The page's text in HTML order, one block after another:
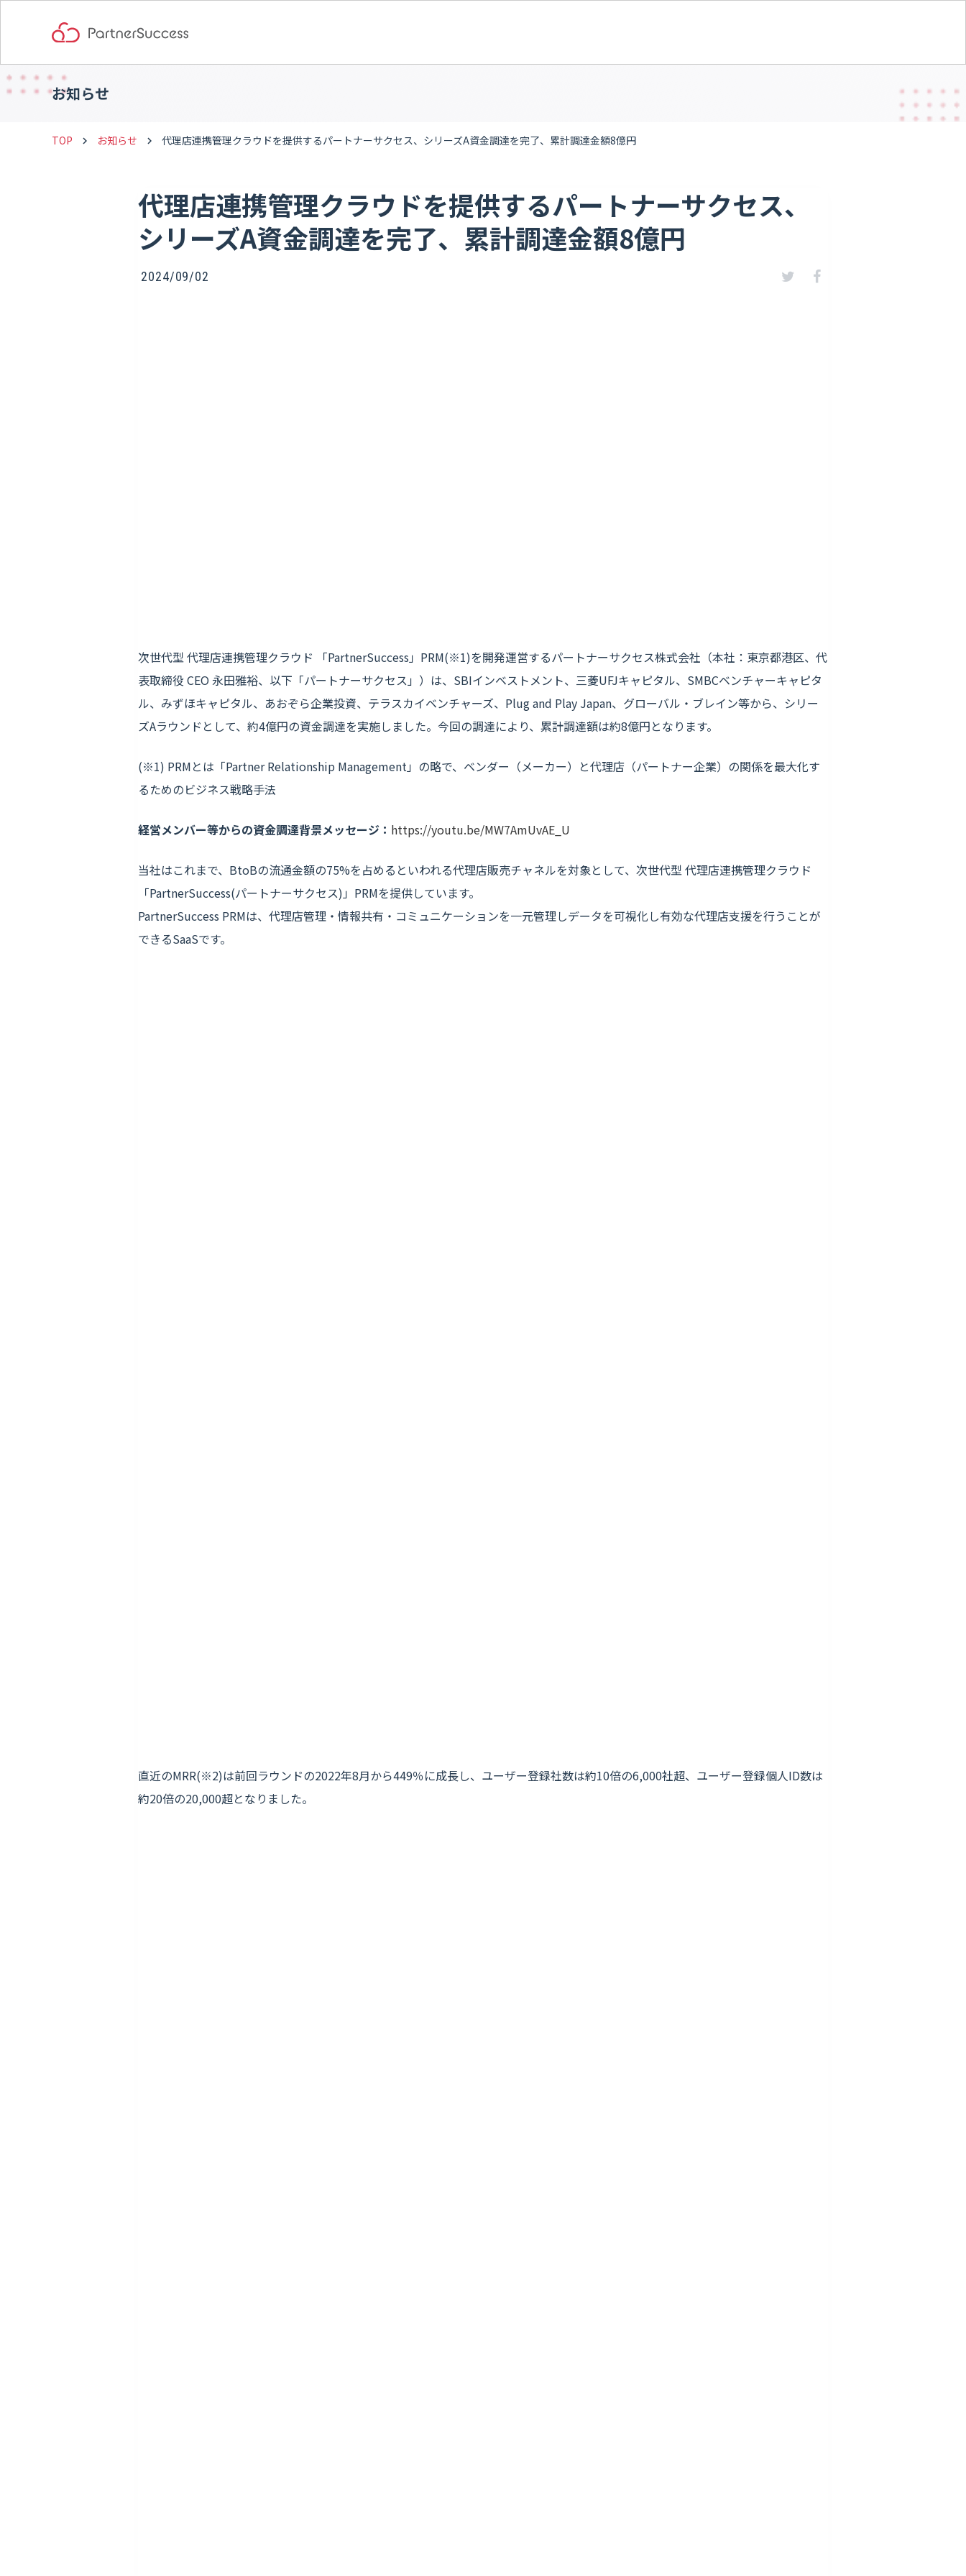
お知らせ
TOP keyboard_arrow_right お知らせ keyboard_arrow_right 代理店連携管理クラウドを提供するパートナーサクセス、シリーズA資金調達を完了、累計調達金額8億円
代理店連携管理クラウドを提供するパートナーサクセス、
シリーズA資金調達を完了、累計調達金額8億円
2024/09/02
次世代型 代理店連携管理クラウド 「PartnerSuccess」PRM(※1)を開発運営するパートナーサクセス株式会社（本社：東京都港区、代
表取締役 CEO 永田雅裕、以下「パートナーサクセス」）は、SBIインベストメント、三菱UFJキャピタル、SMBCベンチャーキャピタ
ル、みずほキャピタル、あおぞら企業投資、テラスカイベンチャーズ、Plug and Play Japan、グローバル・ブレイン等から、シリー
ズAラウンドとして、約4億円の資金調達を実施しました。今回の調達により、累計調達額は約8億円となります。
(※1) PRMとは「Partner Relationship Management」の略で、ベンダー（メーカー）と代理店（パートナー企業）の関係を最大化す
るためのビジネス戦略手法
経営メンバー等からの資金調達背景メッセージ： https://youtu.be/MW7AmUvAE_U
当社はこれまで、BtoBの流通金額の75%を占めるといわれる代理店販売チャネルを対象として、次世代型 代理店連携管理クラウド
「PartnerSuccess(パートナーサクセス)」PRMを提供しています。
PartnerSuccess PRMは、代理店管理・情報共有・コミュニケーションを一元管理しデータを可視化し有効な代理店支援を行うことが
できるSaaSです。
直近のMRR(※2)は前回ラウンドの2022年8月から449％に成長し、ユーザー登録社数は約10倍の6,000社超、ユーザー登録個人ID数は
約20倍の20,000超となりました。